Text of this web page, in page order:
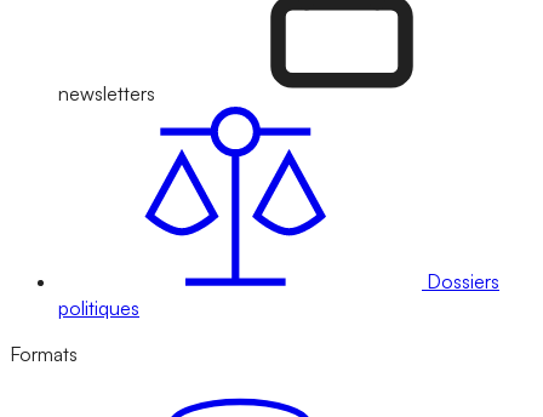
newsletters
Dossiers
politiques
Formats